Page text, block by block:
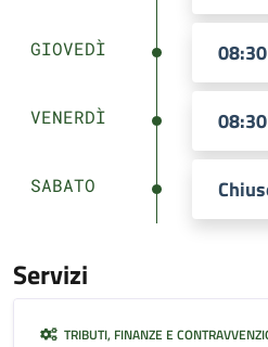
GIOVEDÌ
VENERDÌ
SABATO
Servizi
TRIBUTI, FINANZE E